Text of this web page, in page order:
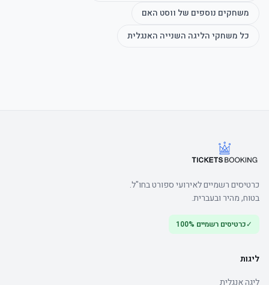
משחקים נוספים של ווסט האם
כל משחקיהליגה השנייה האנגלית
כרטיסים רשמיים לאירועי ספורט בחו"ל.
בטוח, מהיר ובעברית.
✓כרטיסים רשמיים 100%
ליגות
ליגה אנגלית